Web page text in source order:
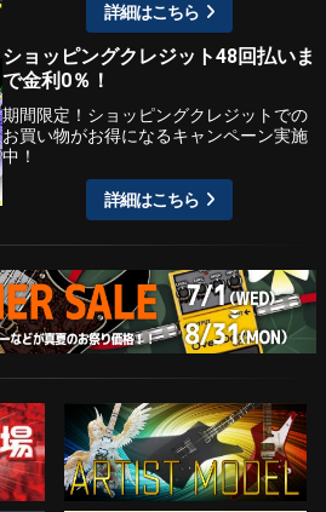
詳細はこちら
ショッピングクレジット48回払いま
で金利0％！
期間限定！ショッピングクレジットでの
お買い物がお得になるキャンペーン実施
中！
詳細はこちら